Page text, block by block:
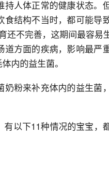
人体正常的健康状态。
结构不当时，都可能导
还不完善，这期间最容易
方面的疾病，影响最严
内的益生菌。
粉来补充体内的益生菌
以下11种情况的宝宝，